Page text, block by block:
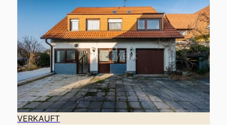
VERKAUFT